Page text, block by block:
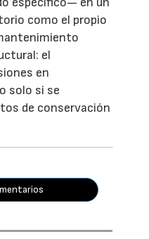
como el propio
el
en
solo si se
de conservación